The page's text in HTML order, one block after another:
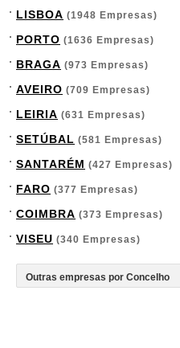
LISBOA (1948 Empresas)
PORTO (1636 Empresas)
BRAGA (973 Empresas)
AVEIRO (709 Empresas)
LEIRIA (631 Empresas)
SETÚBAL (581 Empresas)
SANTARÉM (427 Empresas)
FARO (377 Empresas)
COIMBRA (373 Empresas)
VISEU (340 Empresas)